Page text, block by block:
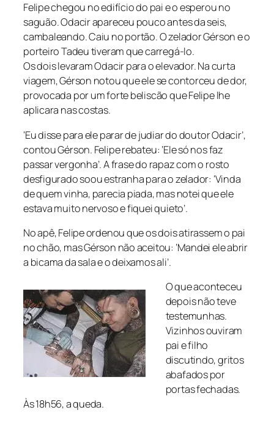
Felipe chegou no edifício do pai e o esperou no
saguão. Odacir apareceu pouco antes da seis,
cambaleando. Caiu no portão. O zelador Gérson e o
porteiro Tadeu tiveram que carregá-lo.
Os dois levaram Odacir para o elevador. Na curta
viagem, Gérson notou que ele se contorceu de dor,
provocada por um forte beliscão que Felipe lhe
aplicara nas costas.
‘Eu disse para ele parar de judiar do doutor Odacir’,
contou Gérson. Felipe rebateu: ‘Ele só nos faz
passar vergonha’. A frase do rapaz com o rosto
desfigurado soou estranha para o zelador: ‘Vinda
de quem vinha, parecia piada, mas notei que ele
estava muito nervoso e fiquei quieto’.
No apê, Felipe ordenou que os dois atirassem o pai
no chão, mas Gérson não aceitou: ‘Mandei ele abrir
a bicama da sala e o deixamos ali’.
O que aconteceu
depois não teve
testemunhas.
Vizinhos ouviram
pai e filho
discutindo, gritos
abafados por
portas fechadas.
Às 18h56, a queda.